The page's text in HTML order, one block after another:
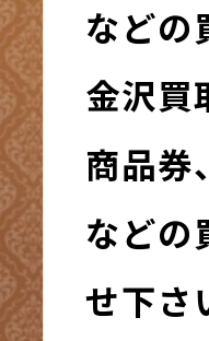
など
金沢買
商品券
などの
せ下さ